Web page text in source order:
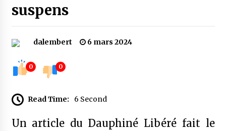
suspens
dalembert 6 mars 2024
0 0
Read Time: 6 Second
Un article du Dauphiné Libéré fait le